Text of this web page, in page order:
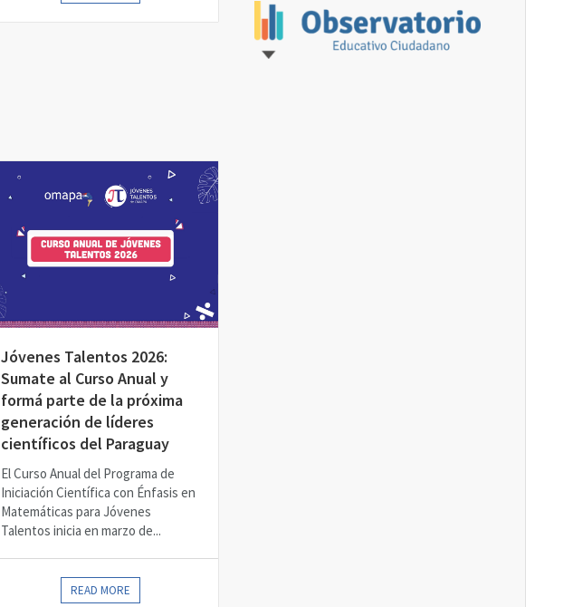
Jóvenes Talentos 2026:
Sumate al Curso Anual y
formá parte de la próxima
generación de líderes
científicos del Paraguay
El Curso Anual del Programa de
Iniciación Científica con Énfasis en
Matemáticas para Jóvenes
Talentos inicia en marzo de...
READ MORE